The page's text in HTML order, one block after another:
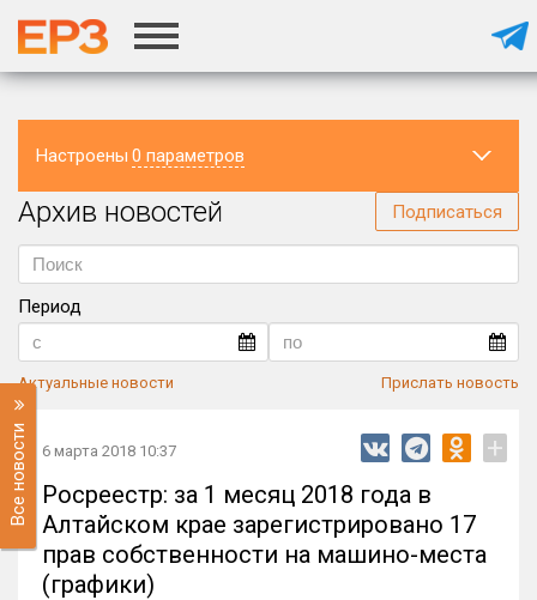
Настроены 0 параметров
Регион
Архив новостей Подписаться
Период
Актуальные новости Прислать новость
Все новости 6 марта 2018 10:37 +
Росреестр: за 1 месяц 2018 года в
Алтайском крае зарегистрировано 17
прав собственности на машино-места
(графики)